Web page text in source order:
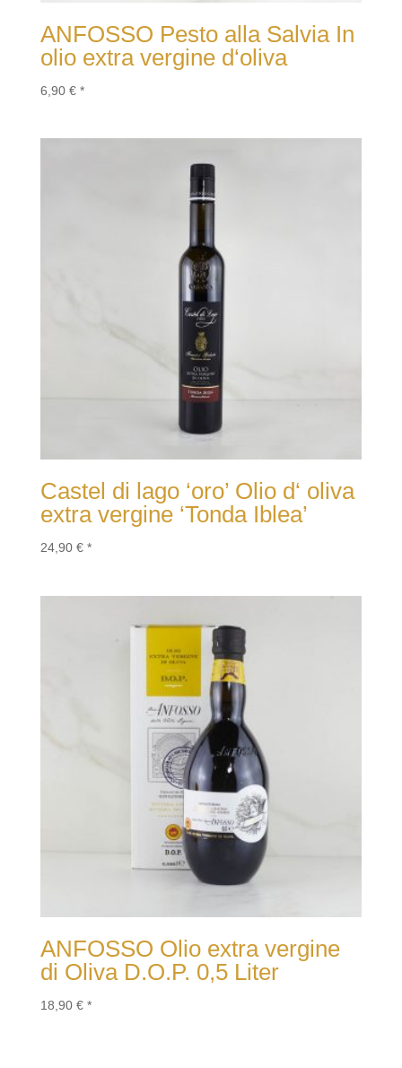
ANFOSSO Pesto alla Salvia In
olio extra vergine d‘oliva
6,90 € *
Castel di lago ‘oro’ Olio d‘ oliva
extra vergine ‘Tonda Iblea’
24,90 € *
ANFOSSO Olio extra vergine
di Oliva D.O.P. 0,5 Liter
18,90 € *